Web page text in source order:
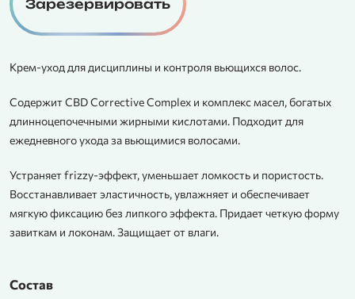
Зарезервировать
Крем-уход для дисциплины и контроля вьющихся волос.
Содержит CBD Corrective Complex и комплекс масел, богатых
длинноцепочечными жирными кислотами. Подходит для
ежедневного ухода за вьющимися волосами.
Устраняет frizzy-эффект, уменьшает ломкость и пористость.
Восстанавливает эластичность, увлажняет и обеспечивает
мягкую фиксацию без липкого эффекта. Придает четкую форму
завиткам и локонам. Защищает от влаги.
Состав